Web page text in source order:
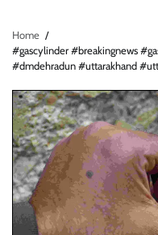
Home
#gascylinder #breakingnews
#dmdehradun #uttarakhand